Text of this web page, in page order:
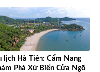
lịch Hà Tiên: Cẩm Nang
Phá Xứ Biển Cửa Ngõ